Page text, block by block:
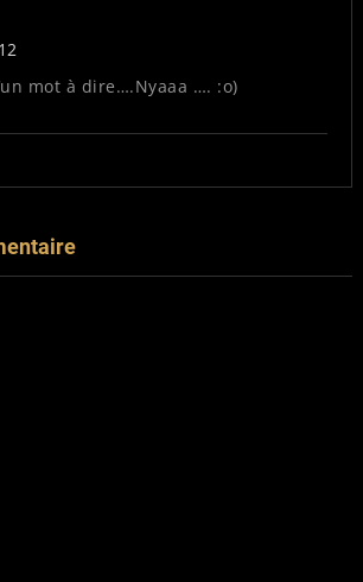
mot à dire….Nyaaa …. :o)